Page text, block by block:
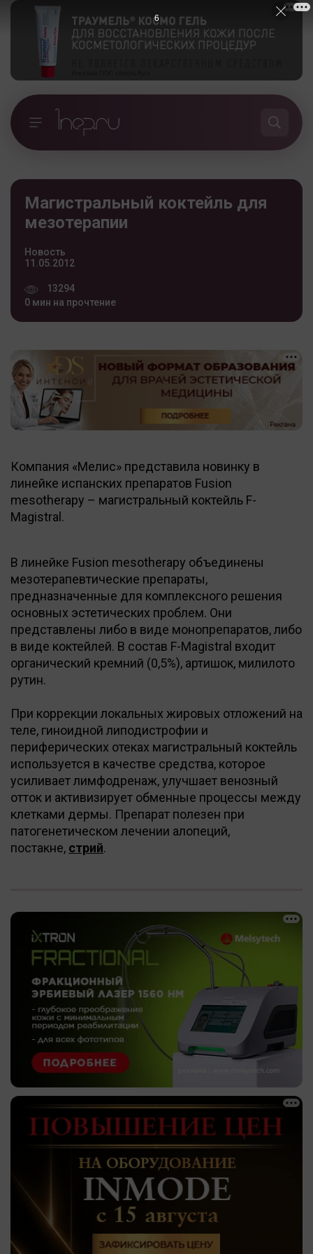
Магистральный коктейль для
мезотерапии
Новость
11.05.2012
13294
0 мин на прочтение
Компания «Мелис» представила новинку в
линейке испанских препаратов Fusion
mesotherapy – магистральный коктейль F-
Magistral.
В линейке Fusion mesotherapy объединены
мезотерапевтические препараты,
предназначенные для комплексного решения
основных эстетических проблем. Они
представлены либо в виде монопрепаратов, либо
в виде коктейлей. В состав F-Magistral входит
органический кремний (0,5%), артишок, милилото
рутин.
При коррекции локальных жировых отложений на
теле, гиноидной липодистрофии и
периферических отеках магистральный коктейль
используется в качестве средства, которое
усиливает лимфодренаж, улучшает венозный
отток и активизирует обменные процессы между
клетками дермы. Препарат полезен при
патогенетическом лечении алопеций,
постакне, стрий.
5